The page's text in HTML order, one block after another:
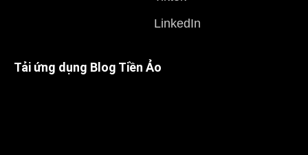
LinkedIn
Tải ứng dụng Blog Tiền Ảo